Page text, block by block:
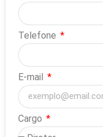
Telefone
E-mail
Cargo